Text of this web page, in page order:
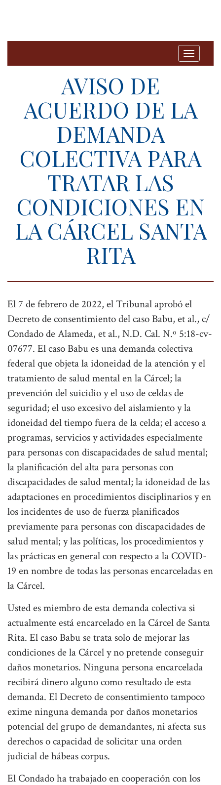
T
g
l
a
g
a
n
AVISO DE
ACUERDO DE LA
DEMANDA
COLECTIVA PARA
TRATAR LAS
CONDICIONES EN
LA CÁRCEL SANTA
RITA
El 7 de febrero de 2022, el Tribunal aprobó el
Decreto de consentimiento del caso Babu, et al., c/
Condado de Alameda, et al., N.D. Cal. N.º 5:18-cv-
07677. El caso Babu es una demanda colectiva
federal que objeta la idoneidad de la atención y el
tratamiento de salud mental en la Cárcel; la
prevención del suicidio y el uso de celdas de
seguridad; el uso excesivo del aislamiento y la
idoneidad del tiempo fuera de la celda; el acceso a
programas, servicios y actividades especialmente
para personas con discapacidades de salud mental;
la planificación del alta para personas con
discapacidades de salud mental; la idoneidad de las
adaptaciones en procedimientos disciplinarios y en
los incidentes de uso de fuerza planificados
previamente para personas con discapacidades de
salud mental; y las políticas, los procedimientos y
las prácticas en general con respecto a la COVID-
19 en nombre de todas las personas encarceladas en
la Cárcel.
Usted es miembro de esta demanda colectiva si
actualmente está encarcelado en la Cárcel de Santa
Rita. El caso Babu se trata solo de mejorar las
condiciones de la Cárcel y no pretende conseguir
daños monetarios. Ninguna persona encarcelada
recibirá dinero alguno como resultado de esta
demanda. El Decreto de consentimiento tampoco
exime ninguna demanda por daños monetarios
potencial del grupo de demandantes, ni afecta sus
derechos o capacidad de solicitar una orden
judicial de hábeas corpus.
El Condado ha trabajado en cooperación con los